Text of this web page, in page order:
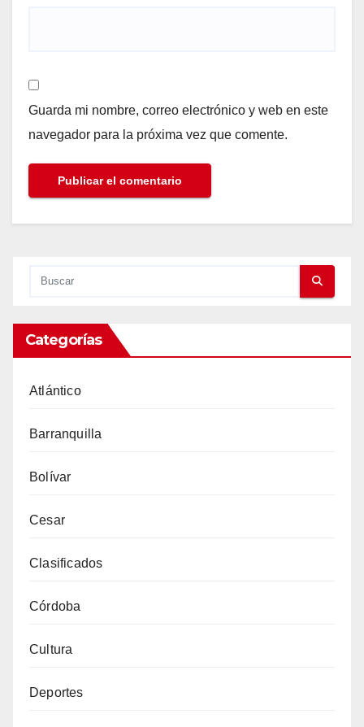
Guarda mi nombre, correo electrónico y web en este
navegador para la próxima vez que comente.
Categorías
Atlántico
Barranquilla
Bolívar
Cesar
Clasificados
Córdoba
Cultura
Deportes